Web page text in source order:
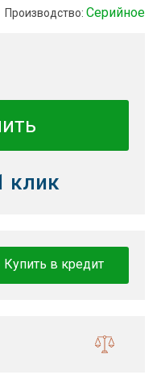
Производство: Серийное
клик
Купить в кредит